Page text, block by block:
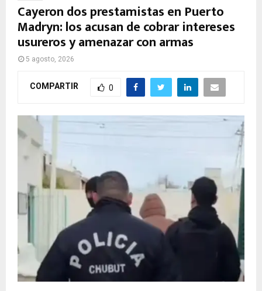
Cayeron dos prestamistas en Puerto
Madryn: los acusan de cobrar intereses
usureros y amenazar con armas
5 agosto, 2026
COMPARTIR 0